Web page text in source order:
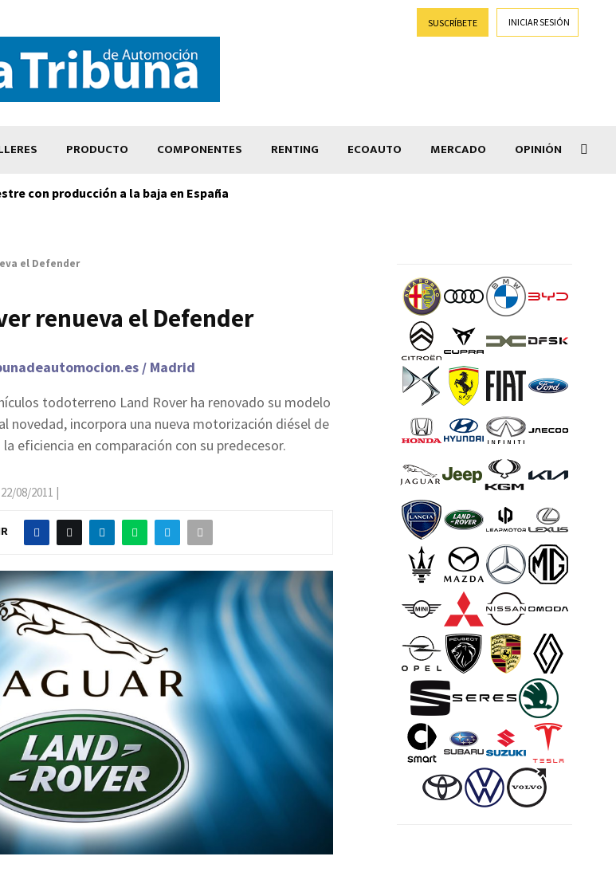
SUSCRÍBETE INICIAR SESIÓN
PRODUCTO COMPONENTES RENTING ECOAUTO MERCADO OPINIÓN
con producción a la baja en España
el Defender
renueva el Defender
/ Madrid
todoterreno Land Rover ha renovado su modelo
novedad, incorpora una nueva motorización diésel de
eficiencia en comparación con su predecesor.
22/08/2011 |